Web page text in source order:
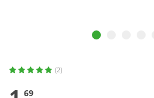
(2)
69